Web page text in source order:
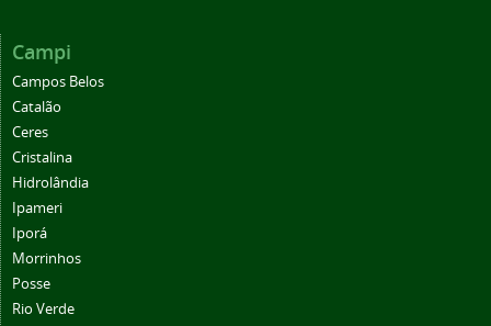
Campi
Campos Belos
Catalão
Ceres
Cristalina
Hidrolândia
Ipameri
Iporá
Morrinhos
Posse
Rio Verde